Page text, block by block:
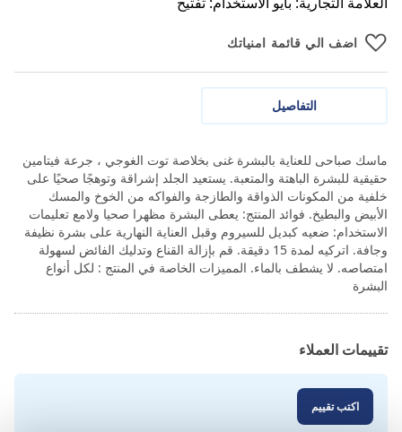
اضف الي قائمة امنياتك
التفاصيل
ماسك صباحى للعناية بالبشرة غنى بخلاصة توت الغوجي ، جرعة فيتامين
حقيقية للبشرة الباهتة والمتعبة. يستعيد الجلد إشراقة وتوهجًا صحيًا على
خلفية من المكونات الذواقة والطازجة والفواكه من الخوخ والمسك
الأبيض والبطيخ. فوائد المنتج: يعطى البشرة مظهرا صحيا ولامع تعليمات
الاستخدام: ضعيه كبديل للسيروم وقبل العناية النهارية على بشرة نظيفة
وجافة. اتركيه لمدة 15 دقيقة. قم بإزالة القناع وتدليك الفائض لسهولة
امتصاصه. لا يشطف بالماء. المميزات الخاصة في المنتج : لكل أنواع
البشرة
تقييمات العملاء
اكتب تقييم